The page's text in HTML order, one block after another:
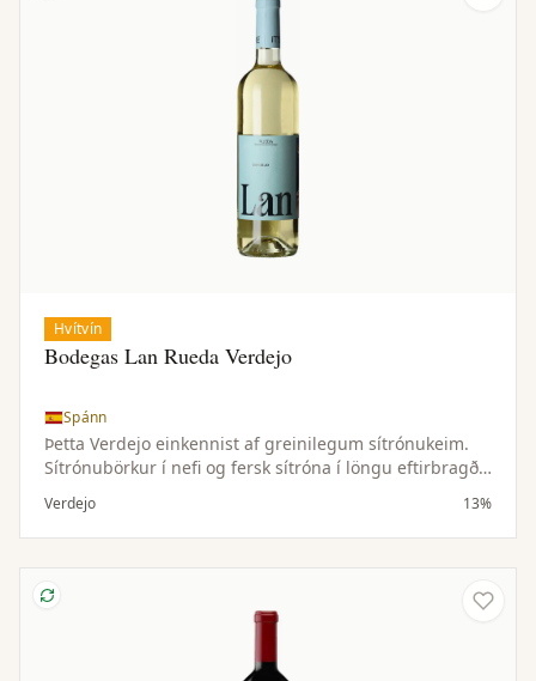
Hvítvín
Bodegas Lan Rueda Verdejo
Spánn
Þetta Verdejo einkennist af greinilegum sítrónukeim.
Sítrónubörkur í nefi og fersk sítróna í löngu eftirbragði.
Jafn hressandi og glas af límonaði og hverfur jafn
hratt. Frábær fordrykkur sem passar einstaklega vel
með geitaosti og alls kyns sjávarréttum.
Verdejo 13%